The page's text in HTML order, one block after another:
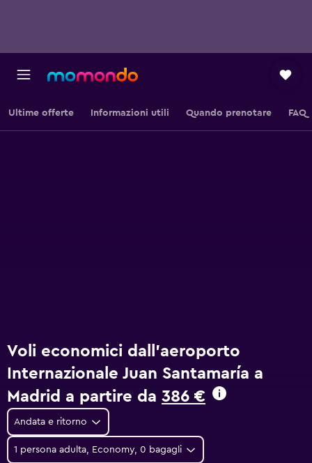
Ultime offerte Informazioni utili Quando prenotare FAQ
Voli economici dall'aeroporto
Internazionale Juan Santamaría a
Madrid a partire da 386 €
Andata e ritorno
1 persona adulta, Economy, 0 bagagli